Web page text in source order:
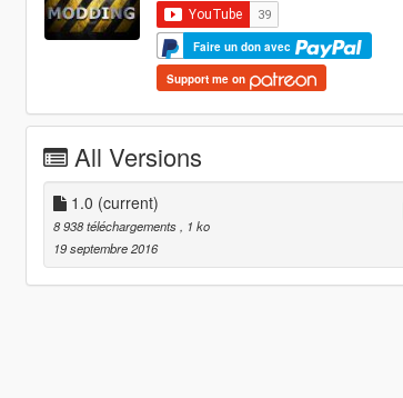
Faire un don avec
Support me on
All Versions
1.0 (current)
8 938 téléchargements, 1 ko
19 septembre 2016